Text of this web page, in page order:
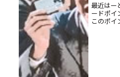
最近はー
ードポイ
このポ